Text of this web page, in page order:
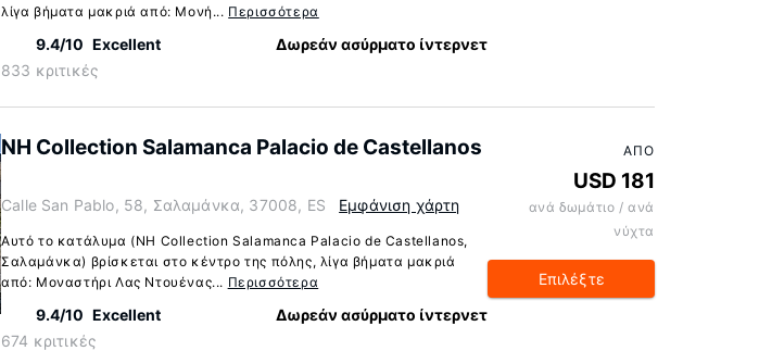
λίγα βήματα μακριά από: Μονή... Περισσότερα
9.4/10 Excellent
833 κριτικές
Δωρεάν ασύρματο ίντερνετ
NH Collection Salamanca Palacio de Castellanos
Calle San Pablo, 58, Σαλαμάνκα, 37008, ES Εμφάνιση χάρτη
Αυτό το κατάλυμα (NH Collection Salamanca Palacio de Castellanos,
Σαλαμάνκα) βρίσκεται στο κέντρο της πόλης, λίγα βήματα μακριά
από: Μοναστήρι Λας Ντουένας... Περισσότερα
9.4/10 Excellent
674 κριτικές
Δωρεάν ασύρματο ίντερνετ
ΑΠΌ
USD 181
ανά δωμάτιο / ανά
νύχτα
Επιλέξτε